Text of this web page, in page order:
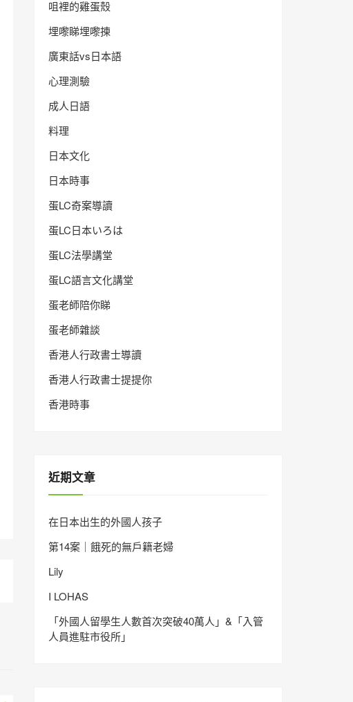
咀裡的雞蛋殼
埋嚟睇埋嚟揀
廣東話vs日本語
心理測驗
成人日語
料理
日本文化
日本時事
蛋LC奇案導讀
蛋LC日本いろは
蛋LC法學講堂
蛋LC語言文化講堂
蛋老師陪你睇
蛋老師雜談
香港人行政書士導讀
香港人行政書士提提你
香港時事
近期文章
在日本出生的外國人孩子
第14案｜餓死的無戶籍老婦
Lily
I LOHAS
「外國人留學生人數首次突破40萬人」&「入管
人員進駐市役所」